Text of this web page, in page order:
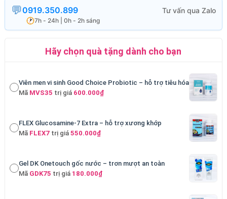
0919.350.899
7h - 24h | 0h - 2h sáng
Hãy chọn quà tặng dành cho bạn
Viên men vi sinh Good Choice Probiotic – hỗ trợ tiêu hóa
Mã MVS35 trị giá 600.000₫
FLEX Glucosamine-7 Extra – hỗ trợ xương khớp
Mã FLEX7trị giá 550.000₫
Gel DK Onetouch gốc nước – trơn mượt an toàn
Mã GDK75 trị giá 180.000₫